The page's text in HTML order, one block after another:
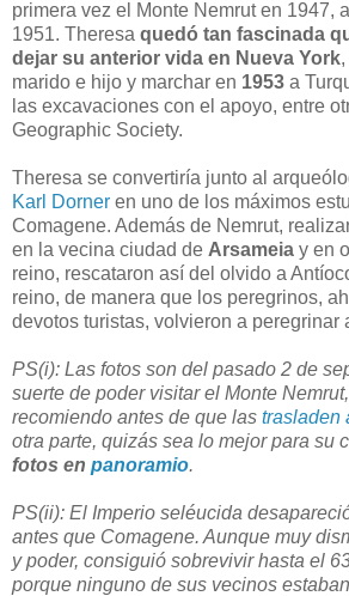
primera vez el Monte Nemrut en 1947,
1951. Theresa quedó tan fascinada
dejar su anterior vida en Nueva York
marido e hijo y marchar en 1953 a
las excavaciones con el apoyo, entre
Geographic Society.
Theresa se convertiría junto al
Karl Dorner en uno de los máximos
Comagene. Además de Nemrut,
en la vecina ciudad de Arsameia y en
reino, rescataron así del olvido a
reino, de manera que los peregrinos,
devotos turistas, volvieron a peregrinar
PS(i): Las fotos son del pasado 2 de
suerte de poder visitar el Monte
recomiendo antes de que las trasladen
otra parte, quizás sea lo mejor para su
fotos en panoramio.
PS(ii): El Imperio seléucida
antes que Comagene. Aunque muy
y poder, consiguió sobrevivir hasta el
porque ninguno de sus vecinos